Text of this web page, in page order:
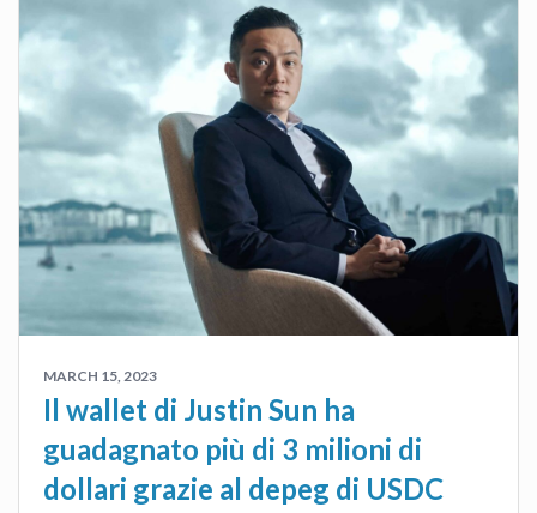
MARCH 15, 2023
Il wallet di Justin Sun ha
guadagnato più di 3 milioni di
dollari grazie al depeg di USDC